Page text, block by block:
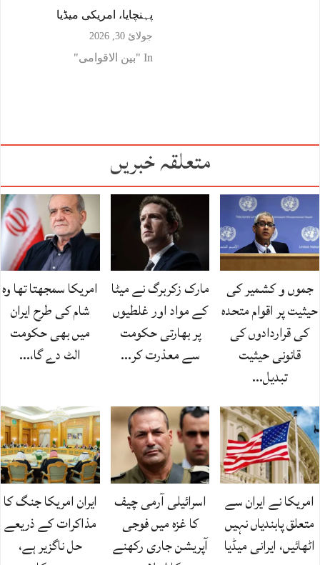
پہنچایا، امریکی میڈیا
جولائ 30, 2026
In "بین الاقوامی"
متعلقہ خبریں
جموں و کشمیر کی
حیثیت پر اقوام متحدہ
کی قراردادوں کی
قانونی حیثیت
تبدیل…
مارک زکربرگ نے میٹا
کے مواد اور غلطیوں
پر بھارتی حکومت
سے معذرت کر…
امریکا سمجھتا تھا وہ
شام کی طرح ایران
میں بھی حکومت
الٹ دے گا،…
امریکا نے ایران سے
متعلق پابندیاں نہیں
اٹھائیں، ایرانی میڈیا
اسرائیلی آرمی چیف
کا غزہ میں فوجی
آپریشن جاری رکھنے
ایران امریکا جنگ کا
مذاکرات کے ذریعے
حل ناگزیر ہے،